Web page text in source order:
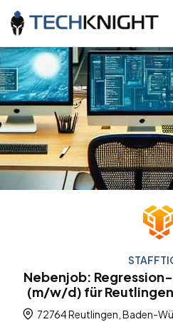
Nebenjob:
(m/w/d) für
72764 Reutlingen, Baden-